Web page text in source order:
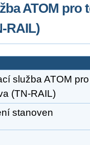
ATOM pro
RAIL)
služba ATOM
(TN-RAIL)
stanoven